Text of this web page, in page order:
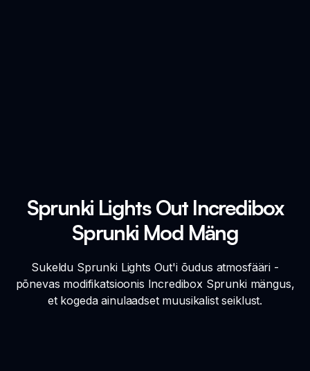
Sprunki Lights Out Incredibox
Sprunki Mod Mäng
Sukeldu Sprunki Lights Out'i õudus atmosfääri -
põnevas modifikatsioonis Incredibox Sprunki mängus,
et kogeda ainulaadset muusikalist seiklust.